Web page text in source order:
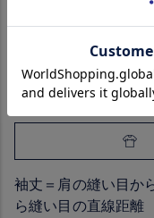
XL 61
袖丈＝肩の縫い目か
ら縫い目の直線距離